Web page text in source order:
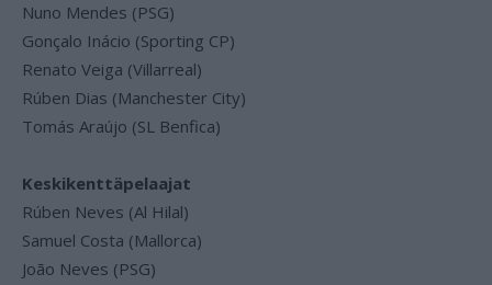
Nuno Mendes (PSG)
Gonçalo Inácio (Sporting CP)
Renato Veiga (Villarreal)
Rúben Dias (Manchester City)
Tomás Araújo (SL Benfica)
Keskikenttäpelaajat
Rúben Neves (Al Hilal)
Samuel Costa (Mallorca)
João Neves (PSG)